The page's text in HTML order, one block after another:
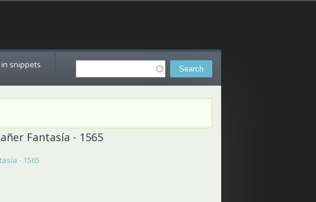
Search
snippets
Fantasía - 1565
- 1565